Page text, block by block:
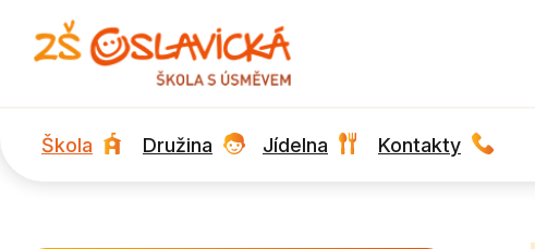
Škola Družina Jídelna Kontakty